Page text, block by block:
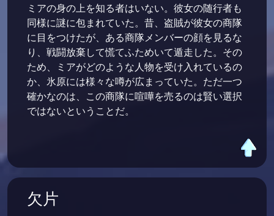
ミアの身の上を知る者はいない。彼女の随行者も
同様に謎に包まれていた。昔、盗賊が彼女の商隊
に目をつけたが、ある商隊メンバーの顔を見るな
り、戦闘放棄して慌てふためいて遁走した。その
ため、ミアがどのような人物を受け入れているの
か、氷原には様々な噂が広まっていた。ただ一つ
確かなのは、この商隊に喧嘩を売るのは賢い選択
ではないということだ。
欠片